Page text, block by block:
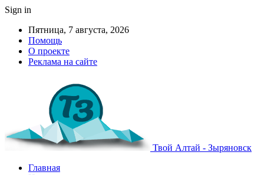
Sign in
Пятница, 7 августа, 2026
Помощь
О проекте
Реклама на сайте
Твой Алтай - Зыряновск
Главная